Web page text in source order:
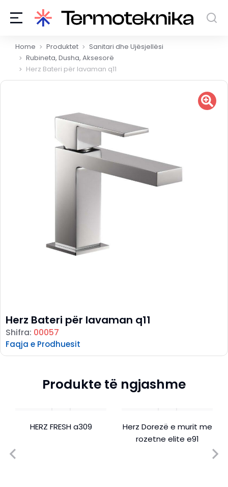
You are here:
Home Produktet
Sanitari dhe Ujësjellësi
Rubineta, Dusha, Aksesorë
Herz Bateri për lavaman q11
Herz Bateri për lavaman q11
Shifra: 00057
Faqja e Prodhuesit
Produkte të ngjashme
HERZ FRESH a309
Herz Dorezë e murit me
rozetne elite e91